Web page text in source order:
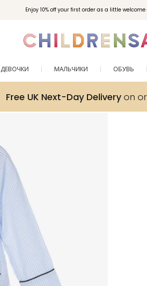
Enjoy 10% off your first order as a little
ДЕВОЧКИ МАЛЬЧИКИ ОБУВЬ
Free UK Next-Day Deliveryon